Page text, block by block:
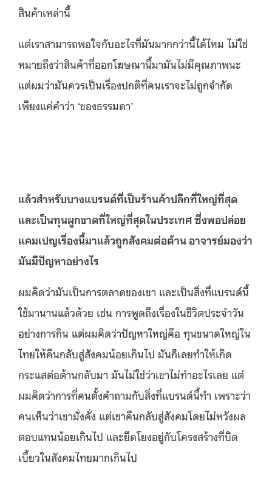
สินค้าเหล่านี้
แต่เราสามารถพอใจกับอะไรที่มันมากกว่านี้ได้ไหม ไม่ใช่
หมายถึงว่าสินค้าที่ออกโฆษณานี้มามันไม่มีคุณภาพนะ
แต่ผมว่ามันควรเป็นเรื่องปกติที่คนเราจะไม่ถูกจํากัด
เพียงแค่คำว่า ‘ของธรรมดา’
แล้วสำหรับบางแบรนด์ที่เป็นร้านค้าปลีกที่ใหญ่ที่สุด
และเป็นทุนผูกขาดที่ใหญ่ที่สุดในประเทศ ซึ่งพอปล่อย
แคมเปญเรื่องนี้มาแล้วถูกสังคมต่อต้าน อาจารย์มองว่า
มันมีปัญหาอย่างไร
ผมคิดว่ามันเป็นการตลาดของเขา และเป็นสิ่งที่แบรนด์นี้
ใช้มานานแล้วด้วย เช่น การพูดถึงเรื่องในชีวิตประจำวัน
อย่างการกิน แต่ผมคิดว่าปัญหาใหญ่คือ ทุนขนาดใหญ่ใน
ไทยให้คืนกลับสู่สังคมน้อยเกินไป มันก็เลยทําให้เกิด
กระแสต่อต้านกลับมา มันไม่ใช่ว่าเขาไม่ทําอะไรเลย แต่
ผมคิดว่าการที่คนตั้งคำถามกับสิ่งที่แบรนด์นี้ทำ เพราะว่า
คนเห็นว่าเขามั่งคั่ง แต่เขาคืนกลับสู่สังคมโดยไม่หวังผล
ตอบแทนน้อยเกินไป และยึดโยงอยู่กับโครงสร้างที่บิด
เบี้ยวในสังคมไทยมากเกินไป